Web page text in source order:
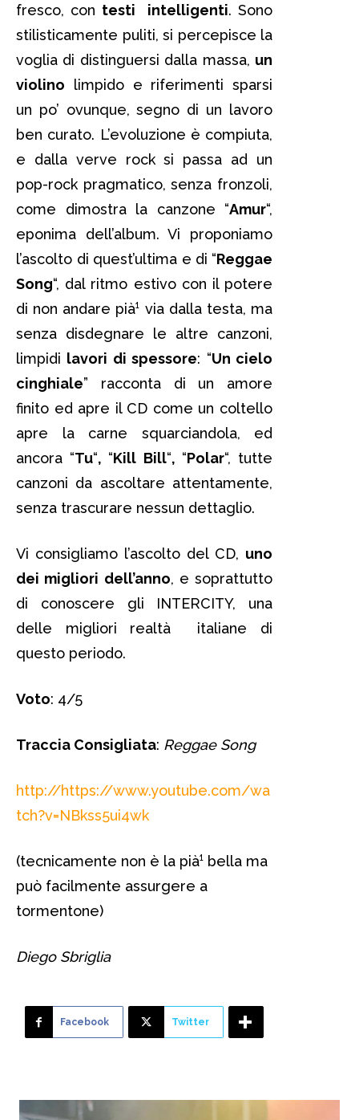
fresco, con testi intelligenti. Sono
stilisticamente puliti, si percepisce la
voglia di distinguersi dalla massa, un
violino limpido e riferimenti sparsi
un po’ ovunque, segno di un lavoro
ben curato. L’evoluzione è compiuta,
e dalla verve rock si passa ad un
pop-rock pragmatico, senza fronzoli,
come dimostra la canzone “Amur“,
eponima dell’album. Vi proponiamo
l’ascolto di quest’ultima e di “Reggae
Song“, dal ritmo estivo con il potere
di non andare pià¹ via dalla testa, ma
senza disdegnare le altre canzoni,
limpidi lavori di spessore: “Un cielo
cinghiale” racconta di un amore
finito ed apre il CD come un coltello
apre la carne squarciandola, ed
ancora “Tu“, “Kill Bill“, “Polar“, tutte
canzoni da ascoltare attentamente,
senza trascurare nessun dettaglio.
Vi consigliamo l’ascolto del CD, uno
dei migliori dell’anno, e soprattutto
di conoscere gli INTERCITY, una
delle migliori realtà italiane di
questo periodo.
Voto: 4/5
Traccia Consigliata: Reggae Song
http://https://www.youtube.com/wa
tch?v=NBkss5ui4wk
(tecnicamente non è la pià¹ bella ma
può facilmente assurgere a
tormentone)
Diego Sbriglia
Facebook Twitter